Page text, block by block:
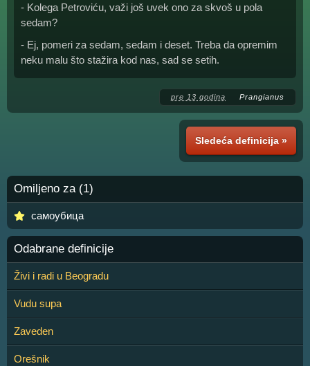
- Kolega Petroviću, važi još uvek ono za skvoš u pola
sedam?
- Ej, pomeri za sedam, sedam i deset. Treba da opremim
neku malu što stažira kod nas, sad se setih.
pre 13 godina Prangianus
Sledeća definicija »
Omiljeno za (1)
самоубица
Odabrane definicije
Živi i radi u Beogradu
Vudu supa
Zaveden
Orešnik